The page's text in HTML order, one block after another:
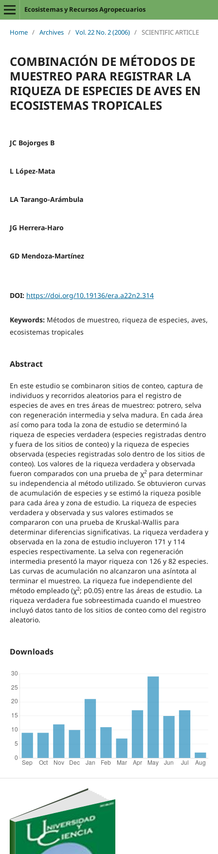
Ecosistemas y Recursos Agropecuarios
Home / Archives / Vol. 22 No. 2 (2006) / SCIENTIFIC ARTICLE
COMBINACIÓN DE MÉTODOS DE
MUESTREO PARA REGISTRAR LA
RIQUEZA DE ESPECIES DE AVES EN
ECOSISTEMAS TROPICALES
JC Bojorges B
L López-Mata
LA Tarango-Arámbula
JG Herrera-Haro
GD Mendoza-Martínez
DOI: https://doi.org/10.19136/era.a22n2.314
Keywords: Métodos de muestreo, riqueza de especies, aves,
ecosistemas tropicales
Abstract
En este estudio se combinaron sitios de conteo, captura de
individuos y recorridos aleatorios para el registro de
especies de aves en tres áreas de muestreo: potrero, selva
con regeneración intermedia y selva madura. En cada área
así como para toda la zona de estudio se determinó la
riqueza de especies verdadera (especies registradas dentro
y fuera de los sitios de conteo) y la riqueza de especies
observada (especies registradas solo dentro de los sitios de
conteo). Los valores de la riqueza verdadera y observada
fueron comparados con una prueba de χ2para determinar
su independencia al método utilizado. Se obtuvieron curvas
de acumulación de especies y se estimó la riqueza posible
para cada área y zona de estudio. La riqueza de especies
verdadera y observada y sus valores estimados se
compararon con una prueba de Kruskal-Wallis para
determinar diferencias significativas. La riqueza verdadera y
observada en la zona de estudio incluyeron 171 y 114
especies respectivamente. La selva con regeneración
intermedia presentó la mayor riqueza con 126 y 82 especies.
Las curvas de acumulación no alcanzaron una asíntota al
terminar el muestreo. La riqueza fue independiente del
método empleado (χ2; p0.05) entre las áreas de estudio. La
riqueza verdadera fue sobreestimada cuando el muestreo
incluyó datos tanto de los sitios de conteo como del registro
aleatorio.
Downloads